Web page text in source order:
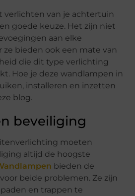
verlichten van je achtertuin
goede keuze. Het zijn niet
aan elke
bieden ook een mate van
die dit type verlichting
Hoe je deze wandlampen in
installeren en inzetten
blog.
beveiliging
moeten
altijd de hoogste
bieden de
beide problemen. Ze zijn
en trappen te